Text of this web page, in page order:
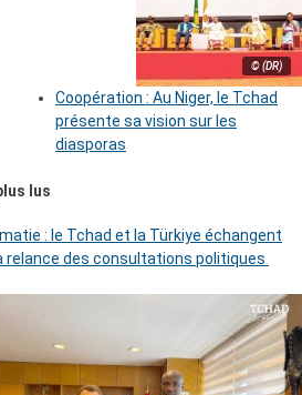
© (DR)
Coopération : Au Niger, le Tchad
présente sa vision sur les
diasporas
lus
: le Tchad et la Türkiye échangent
relance des consultations politiques